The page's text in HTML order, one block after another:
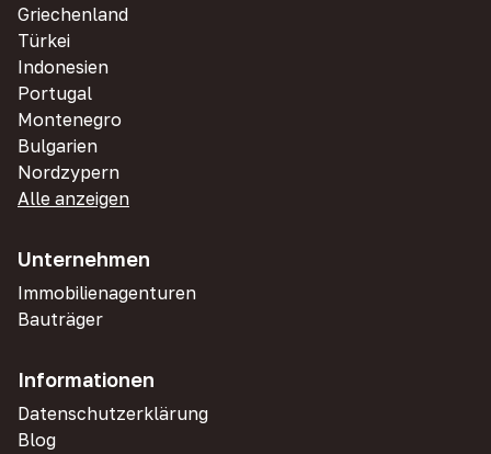
Griechenland
Türkei
Indonesien
Portugal
Montenegro
Bulgarien
Nordzypern
Alle anzeigen
Unternehmen
Immobilienagenturen
Bauträger
Informationen
Datenschutzerklärung
Blog